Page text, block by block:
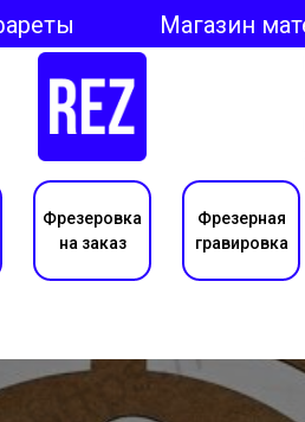
Магазин
Фрезеровка
на заказ
Фрезерная
гравировка